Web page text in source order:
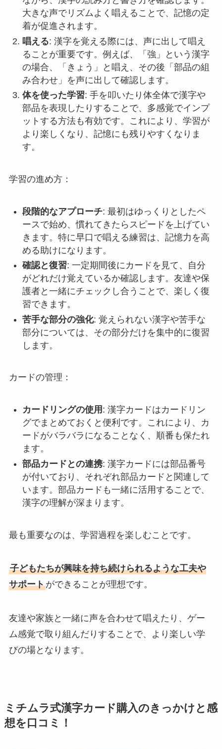
大きな声でリズムよく唱えることで、記憶の定
着が促進されます。
唱える: 漢字を覚える際には、声に出して唱え
ることが重要です。例えば、「強」という漢字
の場合、「きょう」と唱え、その後「部品の組
み合わせ」を声に出して確認します。
体を使った学習: 手を叩いたり体全体で漢字や
部品を表現したりすることで、多感覚でインプ
ットする方法も有効です。これにより、学習が
より楽しくなり、記憶にも残りやすくなりま
す。
学習の進め方：
段階的なアプローチ: 最初はゆっくりとしたペ
ースで始め、慣れてきたらスピードを上げてい
きます。特に早口で唱える練習は、記憶力を高
める助けになります。
確認と復習: 一定期間後にカードを見て、自分
がどれだけ覚えているか確認します。友達や保
護者と一緒にチェックし合うことで、楽しく復
習できます。
苦手な部分の強化: 覚えられない漢字や苦手な
部分については、その部分だけを集中的に復習
します。
カードの管理：
カードリングの使用 : 漢字カードはカードリン
グでまとめておくと便利です。これにより、カ
ードがバラバラになることなく、順番も保たれ
ます。
部品カードとの連携: 漢字カードには部品番号
が付いており、それぞれ部品カードと関連して
います。部品カードも一緒に活用することで、
漢字の理解が深まります。
最も重要なのは、学習過程を楽しむことです。
子どもたちが興味を持ち続けられるような工夫や
サポートができることが理想です。
友達や家族と一緒に声を合わせて唱えたり、ゲー
ム感覚で取り組んだりすることで、より楽しい学
びの場となります。
ミチムラ式漢字カード購入のきっかけと感
想を口コミ！